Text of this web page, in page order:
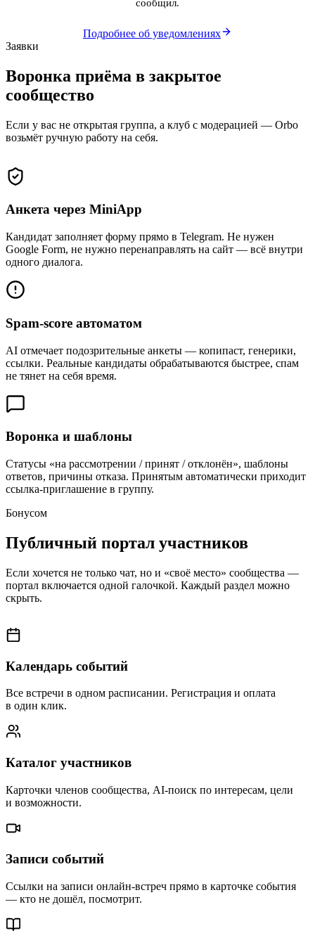
сообщил.
Подробнее об уведомлениях
Заявки
Воронка приёма в закрытое
сообщество
Если у вас не открытая группа, а клуб с модерацией — Orbo
возьмёт ручную работу на себя.
Анкета через MiniApp
Кандидат заполняет форму прямо в Telegram. Не нужен
Google Form, не нужно перенаправлять на сайт — всё внутри
одного диалога.
Spam-score автоматом
AI отмечает подозрительные анкеты — копипаст, генерики,
ссылки. Реальные кандидаты обрабатываются быстрее, спам
не тянет на себя время.
Воронка и шаблоны
Статусы «на рассмотрении / принят / отклонён», шаблоны
ответов, причины отказа. Принятым автоматически приходит
ссылка-приглашение в группу.
Бонусом
Публичный портал участников
Если хочется не только чат, но и «своё место» сообщества —
портал включается одной галочкой. Каждый раздел можно
скрыть.
Календарь событий
Все встречи в одном расписании. Регистрация и оплата
в один клик.
Каталог участников
Карточки членов сообщества, AI-поиск по интересам, цели
и возможности.
Записи событий
Ссылки на записи онлайн-встреч прямо в карточке события
— кто не дошёл, посмотрит.